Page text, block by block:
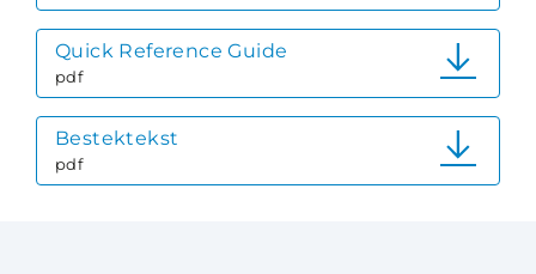
Quick Reference Guide
pdf
Bestektekst
pdf